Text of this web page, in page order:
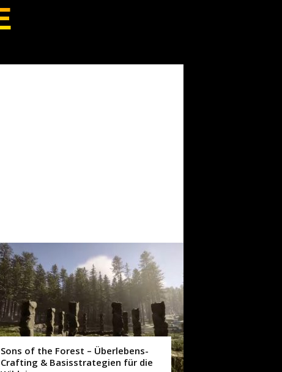
Sons of the Forest – Überlebens-
Crafting & Basisstrategien für die